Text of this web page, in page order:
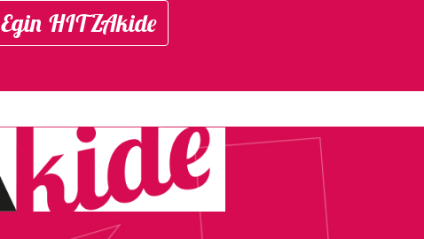
Egin HITZAkide